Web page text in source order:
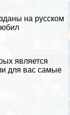
на русском
является
для вас самые